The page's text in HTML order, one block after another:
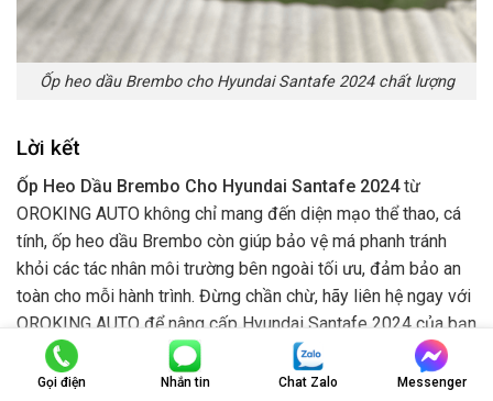
Ốp heo dầu Brembo cho Hyundai Santafe 2024 chất lượng
Lời kết
Ốp Heo Dầu Brembo Cho Hyundai Santafe 2024từ
OROKING AUTO không chỉ mang đến diện mạo thể thao, cá
tính, ốp heo dầu Brembo còn giúp bảo vệ má phanh tránh
khỏi các tác nhân môi trường bên ngoài tối ưu, đảm bảo an
toàn cho mỗi hành trình. Đừng chần chừ, hãy liên hệ ngay với
OROKING AUTO để nâng cấp Hyundai Santafe 2024 của bạn
ốp heo dầu Brembo chính hãng , chất lượng cao!
Gọi điện Nhắn tin Chat Zalo Messenger